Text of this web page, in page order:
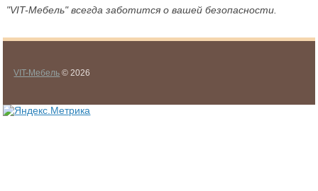
"VIT-Мебель" всегда заботится о вашей безопасности.
VIT-Мебель © 2026